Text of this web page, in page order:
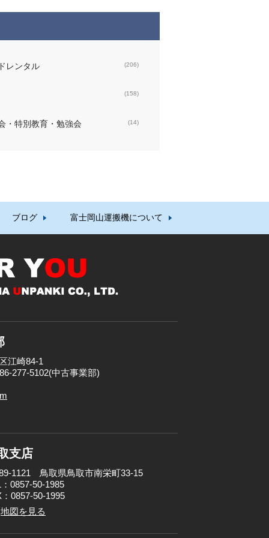
レンタル (206)
(158)
・特別教育・勉強会 (14)
ブログ 富士岡山運搬機について
江崎84-1
277-5102(中古事業部)
支店
1121 鳥取県鳥取市南栄町33-15
0857-50-1985
：0857-50-1995
地図を見る